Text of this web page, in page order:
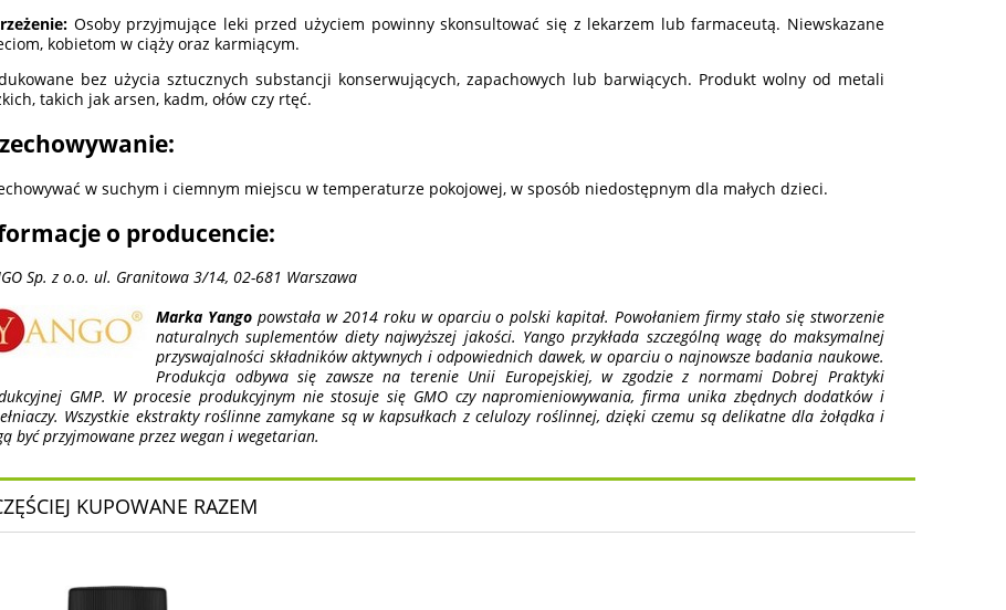
Osoby przyjmujące leki przed użyciem powinny skonsultować się z lekarzem lub farmaceutą. Niewskazane
kobietom w ciąży oraz karmiącym.
bez użycia sztucznych substancji konserwujących, zapachowych lub barwiących. Produkt wolny od metali
takich jak arsen, kadm, ołów czy rtęć.
w suchym i ciemnym miejscu w temperaturze pokojowej, w sposób niedostępnym dla małych dzieci.
o producencie:
Sp. z o.o. ul. Granitowa 3/14, 02-681 Warszawa
Marka Yango powstała w 2014 roku w oparciu o polski kapitał. Powołaniem firmy stało się stworzenie
naturalnych suplementów diety najwyższej jakości. Yango przykłada szczególną wagę do maksymalnej
przyswajalności składników aktywnych i odpowiednich dawek, w oparciu o najnowsze badania naukowe.
Produkcja odbywa się zawsze na terenie Unii Europejskiej, w zgodzie z normami Dobrej Praktyki
GMP. W procesie produkcyjnym nie stosuje się GMO czy napromieniowywania, firma unika zbędnych dodatków i
Wszystkie ekstrakty roślinne zamykane są w kapsułkach z celulozy roślinnej, dzięki czemu są delikatne dla żołądka i
być przyjmowane przez wegan i wegetarian.
KUPOWANE RAZEM